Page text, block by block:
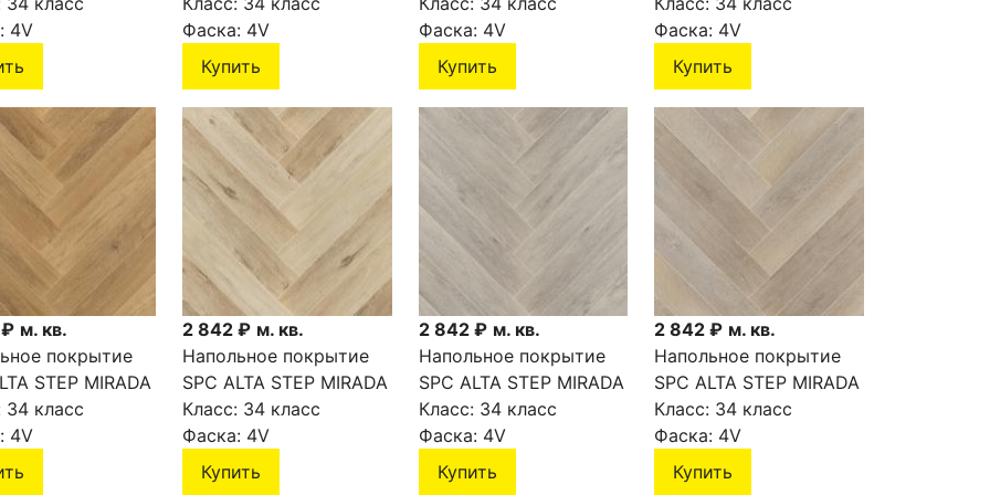
4V
SPC4408
Фаска: 4V
Купить
SPC4407
Фаска: 4V
Купить
SPC4406
Фаска: 4V
Купить
м. кв.
покрытие
STEP MIRADA
34 класс
4V
2 842 ₽ м. кв.
Напольное покрытие
SPC ALTA STEP MIRADA
Дуб голландский
SPC4404
Класс: 34 класс
Фаска: 4V
Купить
2 842 ₽ м. кв.
Напольное покрытие
SPC ALTA STEP MIRADA
Дуб финский SPC4403
Класс: 34 класс
Фаска: 4V
Купить
2 842 ₽ м. кв.
Напольное покрытие
SPC ALTA STEP MIRADA
Дуб скандинавский
SPC4402
Класс: 34 класс
Фаска: 4V
Купить